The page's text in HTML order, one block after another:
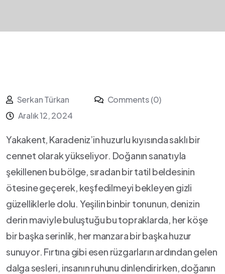
Serkan Türkan
Comments (0)
Aralık 12, 2024
Yakakent, Karadeniz’in ⁣huzurlu kıyısında⁤ saklı bir
cennet olarak⁢ yükseliyor. Doğanın‌ sanatıyla⁤
şekillenen‍ bu ‌bölge, sıradan ⁢bir⁤ tatil beldesinin
ötesine geçerek, keşfedilmeyi ⁢bekleyen gizli
⁤güzelliklerle dolu. Yeşilin ‍binbir tonunun,⁣ denizin
derin ‌maviyle buluştuğu ⁤bu topraklarda, her köşe
bir başka⁣ serinlik, her⁣ manzara bir‍ başka huzur
sunuyor. Fırtına gibi esen rüzgarların ardından gelen⁣
dalga ⁣sesleri, insanın ruhunu dinlendirirken,⁢ doğanın